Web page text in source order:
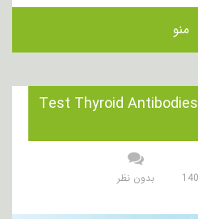
منو
هدف از انجام آزمایش Test Thyroid Antibodies
بدون نظر